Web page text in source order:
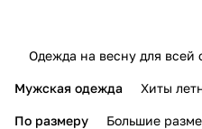
Одежда на весну для всей
Мужская одежда Хиты
По размеру Большие